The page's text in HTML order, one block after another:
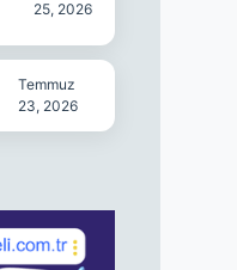
25, 2026
Temmuz
23, 2026